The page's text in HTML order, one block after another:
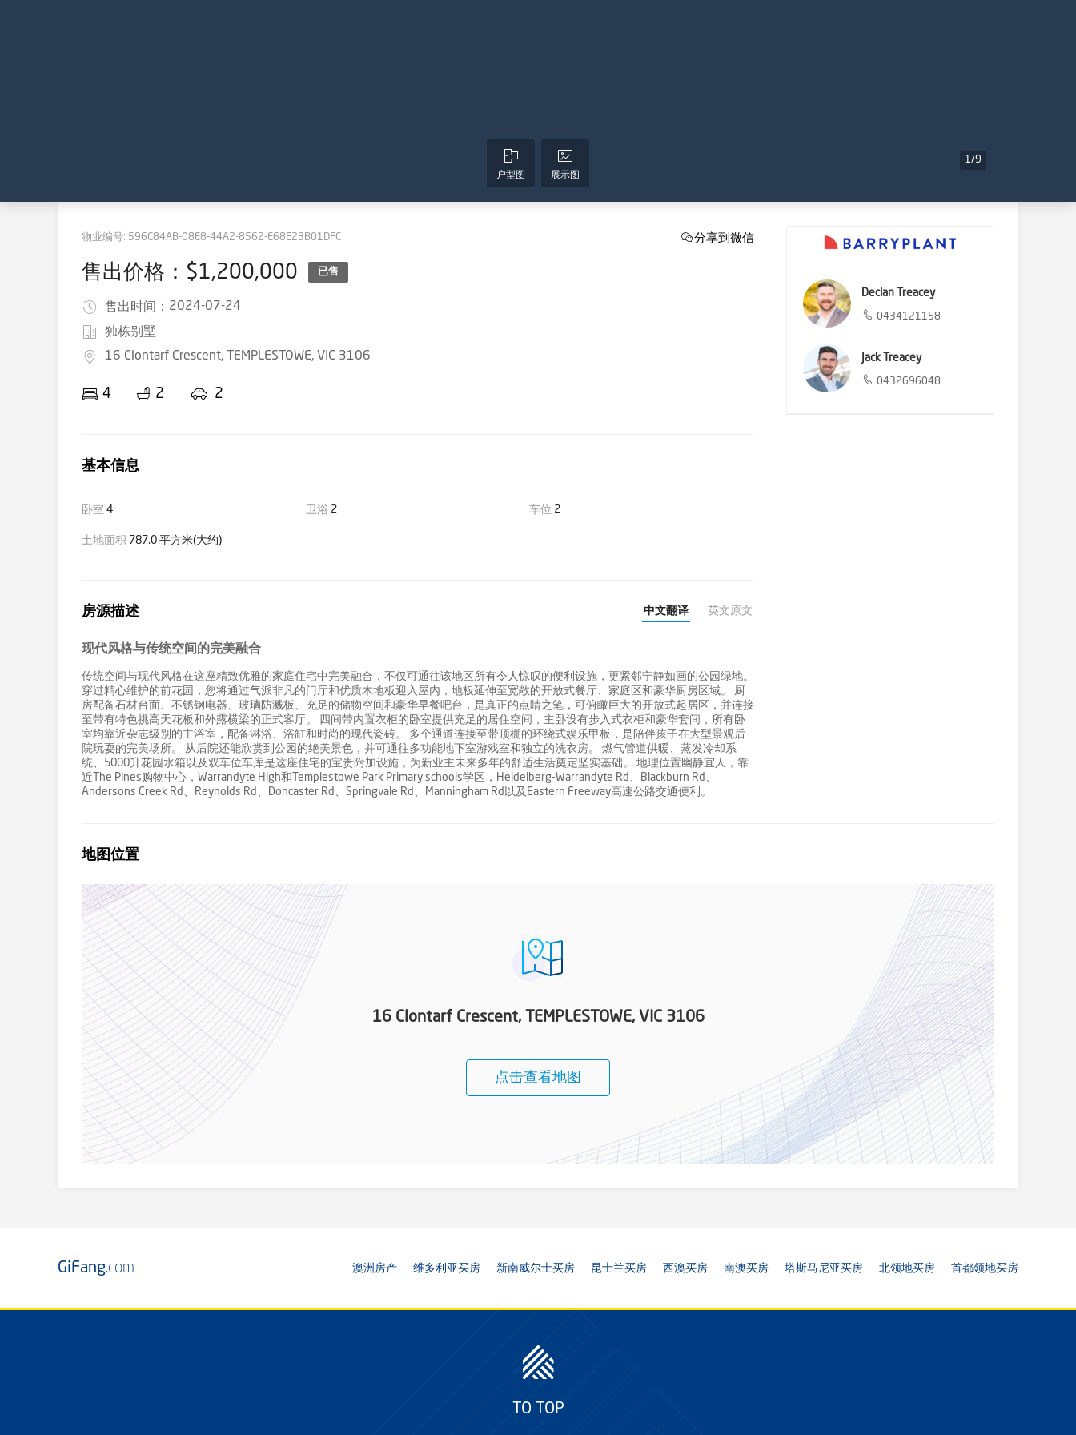
户型图 展示图
1/9
物业编号: 596C84AB-08E8-44A2-8562-E68E23B01DFC
售出价格：$1,200,000 已售
售出时间： 2024-07-24
独栋别墅
16 Clontarf Crescent, TEMPLESTOWE, VIC 3106
4 2 2
分享到微信
基本信息
卧室 4 卫浴 2 车位 2
土地面积 787.0 平方米(大约)
房源描述 中文翻译 英文原文
现代风格与传统空间的完美融合
传统空间与现代风格在这座精致优雅的家庭住宅中完美融合，不仅可通往该地区所有令人惊叹的便利设施，更紧邻宁静如画的公园绿地。
穿过精心维护的前花园，您将通过气派非凡的门厅和优质木地板迎入屋内，地板延伸至宽敞的开放式餐厅、家庭区和豪华厨房区域。 厨
房配备石材台面、不锈钢电器、玻璃防溅板、充足的储物空间和豪华早餐吧台，是真正的点睛之笔，可俯瞰巨大的开放式起居区，并连接
至带有特色挑高天花板和外露横梁的正式客厅。 四间带内置衣柜的卧室提供充足的居住空间，主卧设有步入式衣柜和豪华套间，所有卧
室均靠近杂志级别的主浴室，配备淋浴、浴缸和时尚的现代瓷砖。 多个通道连接至带顶棚的环绕式娱乐甲板，是陪伴孩子在大型景观后
院玩耍的完美场所。 从后院还能欣赏到公园的绝美景色，并可通往多功能地下室游戏室和独立的洗衣房。 燃气管道供暖、蒸发冷却系
统、5000升花园水箱以及双车位车库是这座住宅的宝贵附加设施，为新业主未来多年的舒适生活奠定坚实基础。 地理位置幽静宜人，靠
近The Pines购物中心，Warrandyte High和Templestowe Park Primary schools学区，Heidelberg-Warrandyte Rd、Blackburn Rd、
Andersons Creek Rd、Reynolds Rd、Doncaster Rd、Springvale Rd、Manningham Rd以及Eastern Freeway高速公路交通便利。
Declan Treacey
0434121158
Jack Treacey
0432696048
地图位置
16 Clontarf Crescent, TEMPLESTOWE, VIC 3106
点击查看地图
GiFang.com 澳洲房产 维多利亚买房 新南威尔士买房 昆士兰买房 西澳买房 南澳买房 塔斯马尼亚买房 北领地买房 首都领地买房
TO TOP